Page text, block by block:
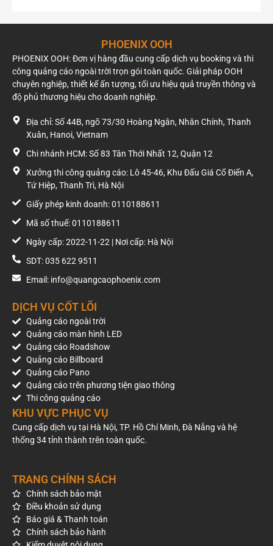
Nằm tại khu vực cửa ngõ kết nối trung tâm Hà Nội với
phía Đông thành phố.
Tiếp cận đồng thời cư dân khu đô thị, sinh viên, người
đi làm và phương tiện liên quận.
Mặt biển vuông 81 m² tạo không gian hiển thị rộng,
phù hợp với các thiết kế nhận diện thương hiệu quy mô
Góc nhìn thoáng, ít bị che khuất, giúp thông điệp
quảng cáo dễ dàng được nhận biết từ khoảng cách xa.
Hệ thống 11 đèn LED 100W hỗ trợ duy trì khả năng
hiển thị vào buổi tối.
Phù hợp với những chiến dịch nào?
Vị trí này đặc biệt phù hợp với các doanh nghiệp mong muốn
gia tăng độ phủ thương hiệu tại khu vực đông dân cư và giao
thông trọng điểm, bao gồm:
Ô tô, xe máy và dịch vụ vận tải.
Ngân hàng, bảo hiểm.
Bán lẻ và trung tâm thương mại.
Giáo dục và tuyển sinh.
Công nghệ, điện tử.
Hàng tiêu dùng nhanh (FMCG).
Báo giá pano chân cầu Vĩnh Tuy
Mức giá tham khảo cho vị trí này là 650.000.000 VNĐ/năm
(chưa bao gồm VAT). Chi phí thuê thực tế có thể thay đổi
theo thời gian triển khai, thời hạn hợp đồng và tình trạng khai
thác của vị trí.
bạn có thể liên hệ Phoenix OOH để được hỗ trợ.
PHOENIX OOH
PHOENIX OOH: Đơn vị hàng đầu cung cấp dịch vụ booking và thi
công quảng cáo ngoài trời trọn gói toàn quốc. Giải pháp OOH
chuyên nghiệp, thiết kế ấn tượng, tối ưu hiệu quả truyền thông và
độ phủ thương hiệu cho doanh nghiệp.
Địa chỉ: Số 44B, ngõ 73/30 Hoàng Ngân, Nhân Chính, Thanh
Xuân, Hanoi, Vietnam
Chi nhánh HCM: Số 83 Tân Thới Nhất 12, Quận 12
Xưởng thi công quảng cáo: Lô 45-46, Khu Đấu Giá Cổ Điển A,
Tứ Hiệp, Thanh Trì, Hà Nội
Giấy phép kinh doanh: 0110188611
Mã số thuế: 0110188611
Ngày cấp: 2022-11-22 | Nơi cấp: Hà Nội
SDT: 035 622 9511
Email: info@quangcaophoenix.com
DỊCH VỤ CỐT LÕI
Quảng cáo ngoài trời
Quảng cáo màn hình LED
Quảng cáo Roadshow
Quảng cáo Billboard
Quảng cáo Pano
Quảng cáo trên phương tiện giao thông
Thi công quảng cáo
KHU VỰC PHỤC VỤ
Cung cấp dịch vụ tại Hà Nội, TP. Hồ Chí Minh, Đà Nẵng và hệ
thống 34 tỉnh thành trên toàn quốc.
TRANG CHÍNH SÁCH
Chính sách bảo mật
Điều khoản sử dụng
Báo giá & Thanh toán
Chính sách bảo hành